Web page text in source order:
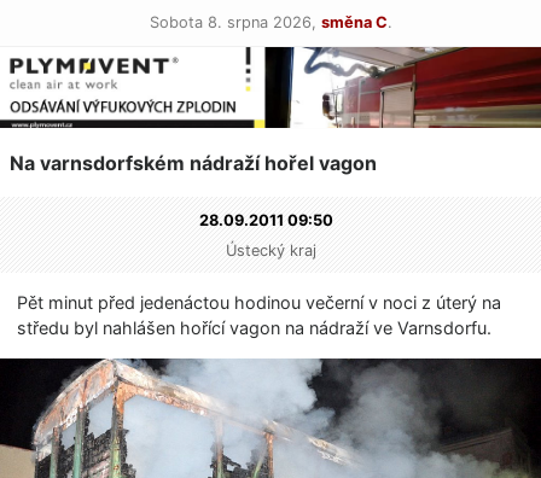
Sobota 8. srpna 2026, směna C.
Na varnsdorfském nádraží hořel vagon
28.09.2011 09:50
Ústecký kraj
Pět minut před jedenáctou hodinou večerní v noci z úterý na
středu byl nahlášen hořící vagon na nádraží ve Varnsdorfu.